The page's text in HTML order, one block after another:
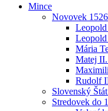
Mince
Novovek
Mária
Matej
Rudolf
Slovenský
Stredovek do